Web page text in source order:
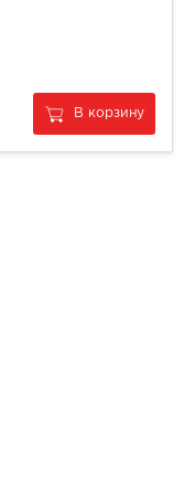
В корзину